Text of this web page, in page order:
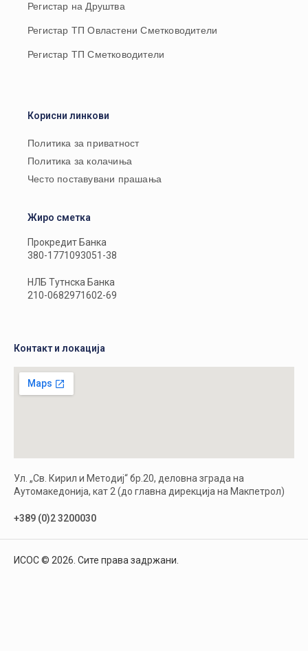
Регистар на Друштва
Регистар ТП Овластени Сметководители
Регистар ТП Сметководители
Корисни линкови
Политика за приватност
Политика за колачиња
Често поставувани прашања
Жиро сметка
Прокредит Банка
380-1771093051-38
НЛБ Тутнска Банка
210-0682971602-69
Контакт и локација
Ул. „Св. Кирил и Методиј“ бр.20, деловна зграда на
Аутомакедонија, кат 2 (до главна дирекција на Макпетрол)
+389 (0)2 3200030
ИСОС © 2026. Сите права задржани.